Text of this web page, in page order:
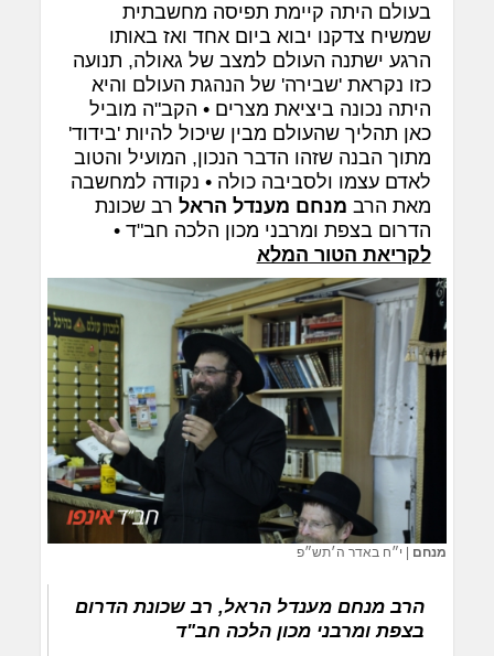
בעולם היתה קיימת תפיסה מחשבתית
שמשיח צדקנו יבוא ביום אחד ואז באותו
הרגע ישתנה העולם למצב של גאולה, תנועה
כזו נקראת 'שבירה' של הנהגת העולם והיא
היתה נכונה ביציאת מצרים • הקב"ה מוביל
כאן תהליך שהעולם מבין שיכול להיות 'בידוד'
מתוך הבנה שזהו הדבר הנכון, המועיל והטוב
לאדם עצמו ולסביבה כולה • נקודה למחשבה
מאת הרב מנחם מענדל הראל רב שכונת
הדרום בצפת ומרבני מכון הלכה חב"ד •
לקריאת הטור המלא
מנחם י״ח באדר ה׳תש״פ
הרב מנחם מענדל הראל, רב שכונת הדרום
בצפת ומרבני מכון הלכה חב"ד